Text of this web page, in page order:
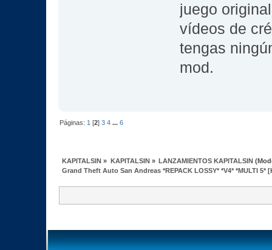
juego
vídeos de
tengas
mod.
Páginas: 1 [2]3 4 ...6
KAPITALSIN » KAPITALSIN» LANZAMIENTOS KAPITALSIN
Grand Theft Auto San Andreas *REPACK LOSSY* *V4* *MULTI 5*